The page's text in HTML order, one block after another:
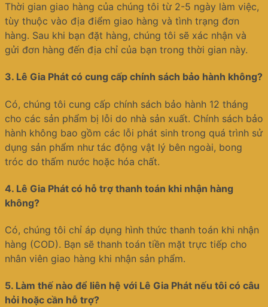
Thời gian giao hàng của chúng tôi từ 2-5 ngày làm việc,
tùy thuộc vào địa điểm giao hàng và tình trạng đơn
hàng. Sau khi bạn đặt hàng, chúng tôi sẽ xác nhận và
gửi đơn hàng đến địa chỉ của bạn trong thời gian này.
3. Lê Gia Phát có cung cấp chính sách bảo hành không?
Có, chúng tôi cung cấp chính sách bảo hành 12 tháng
cho các sản phẩm bị lỗi do nhà sản xuất. Chính sách bảo
hành không bao gồm các lỗi phát sinh trong quá trình sử
dụng sản phẩm như tác động vật lý bên ngoài, bong
tróc do thấm nước hoặc hóa chất.
4. Lê Gia Phát có hỗ trợ thanh toán khi nhận hàng
không?
Có, chúng tôi chỉ áp dụng hình thức thanh toán khi nhận
hàng (COD). Bạn sẽ thanh toán tiền mặt trực tiếp cho
nhân viên giao hàng khi nhận sản phẩm.
5. Làm thế nào để liên hệ với Lê Gia Phát nếu tôi có câu
hỏi hoặc cần hỗ trợ?